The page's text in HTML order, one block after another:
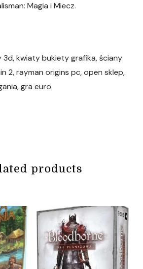
Magia i Miecz.
kwiaty bukiety grafika, ściany
2, rayman origins pc, open sklep,
gra euro
products